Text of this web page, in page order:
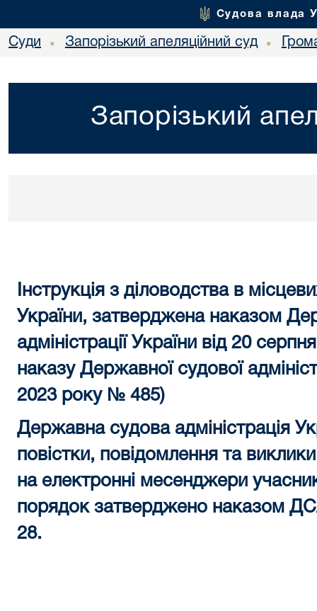
Судова влада
Суди • Запорізький апеляційний суд •
Запорізький
Інструкція з діловодства в
України, затверджена наказом
адміністрації України від 20
наказу Державної судової
2023 року № 485)
Державна судова адміністрація
повістки, повідомлення та
на електронні месенджери
порядок затверджено наказом
28.